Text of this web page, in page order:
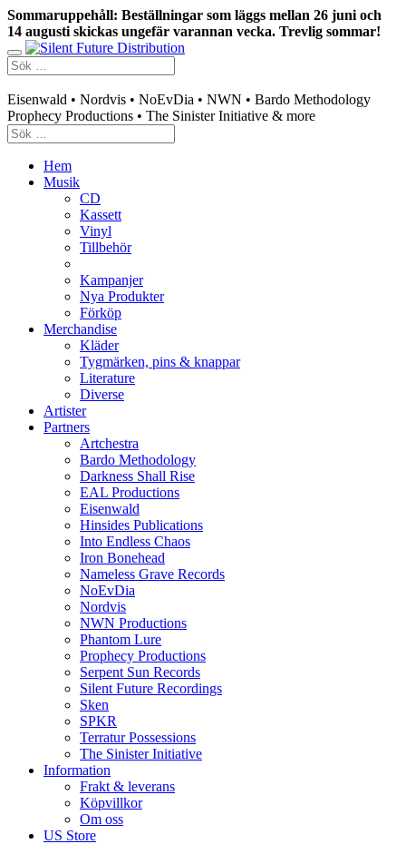
Sommaruppehåll: Beställningar som läggs mellan 26 juni och
14 augusti skickas ungefär varannan vecka. Trevlig sommar!
Eisenwald • Nordvis • NoEvDia • NWN • Bardo Methodology
Prophecy Productions • The Sinister Initiative & more
Hem
Musik
CD
Kassett
Vinyl
Tillbehör
Kampanjer
Nya Produkter
Förköp
Merchandise
Kläder
Tygmärken, pins & knappar
Literature
Diverse
Artister
Partners
Artchestra
Bardo Methodology
Darkness Shall Rise
EAL Productions
Eisenwald
Hinsides Publications
Into Endless Chaos
Iron Bonehead
Nameless Grave Records
NoEvDia
Nordvis
NWN Productions
Phantom Lure
Prophecy Productions
Serpent Sun Records
Silent Future Recordings
Sken
SPKR
Terratur Possessions
The Sinister Initiative
Information
Frakt & leverans
Köpvillkor
Om oss
US Store